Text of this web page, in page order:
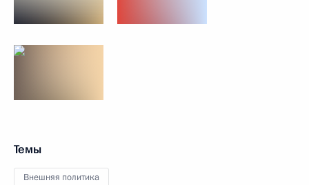
Темы
Внешняя политика